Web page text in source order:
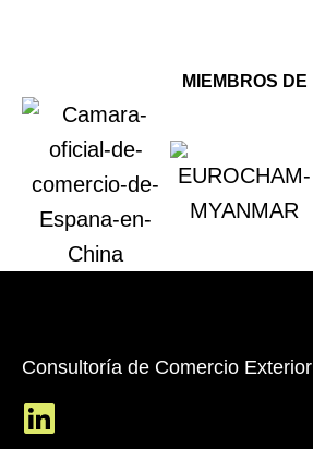
MIEMBROS DE
Consultoría de Comercio Exterior